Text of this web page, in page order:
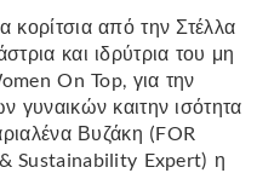
από την Στέλλα
και ιδρύτρια του μη
On Top, για την
γυναικών καιτην ισότητα
Βυζάκη (FOR
Sustainability Expert) η